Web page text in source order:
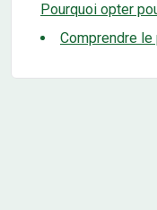
Pourquoi opter
Comprendre